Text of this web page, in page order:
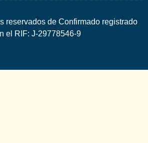
reservados de Confirmado registrado
el RIF: J-29778546-9